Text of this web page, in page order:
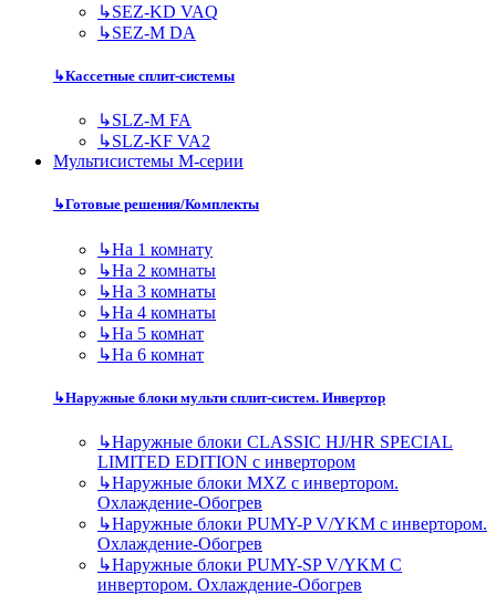
↳SEZ-KD VAQ
↳SEZ-M DA
↳Кассетные сплит-системы
↳SLZ-M FA
↳SLZ-KF VA2
Мультисистемы M-серии
↳Готовые решения/Комплекты
↳На 1 комнату
↳На 2 комнаты
↳На 3 комнаты
↳На 4 комнаты
↳На 5 комнат
↳На 6 комнат
↳Наружные блоки мульти сплит-систем. Инвертор
↳Наружные блоки CLASSIC HJ/HR SPECIAL
LIMITED EDITION с инвертором
↳Наружные блоки MXZ с инвертором.
Охлаждение-Обогрев
↳Наружные блоки PUMY-P V/YKM с инвертором.
Охлаждение-Обогрев
↳Наружные блоки PUMY-SP V/YKM С
инвертором. Охлаждение-Обогрев